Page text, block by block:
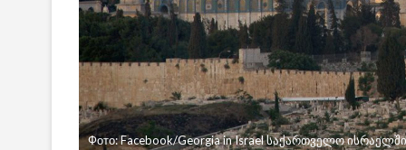
Фото: Facebook/Georgia in Israel საქართველო ისრაელში